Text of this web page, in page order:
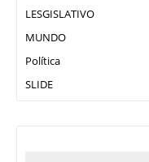
LESGISLATIVO
MUNDO
Política
SLIDE